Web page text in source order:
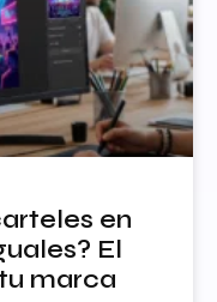
en
El
marca